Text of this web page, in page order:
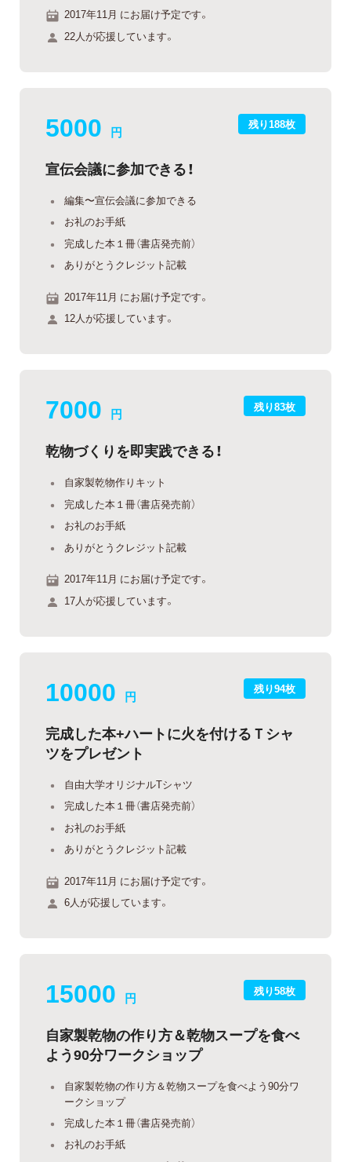
2017年11月 にお届け予定です。
22人が応援しています。
残り188枚
5000 円
宣伝会議に参加できる！
編集〜宣伝会議に参加できる
お礼のお手紙
完成した本１冊（書店発売前）
ありがとうクレジット記載
2017年11月 にお届け予定です。
12人が応援しています。
残り83枚
7000 円
乾物づくりを即実践できる！
自家製乾物作りキット
完成した本１冊（書店発売前）
お礼のお手紙
ありがとうクレジット記載
2017年11月 にお届け予定です。
17人が応援しています。
残り94枚
10000 円
完成した本+ハートに火を付けるＴシャ
ツをプレゼント
自由大学オリジナルTシャツ
完成した本１冊（書店発売前）
お礼のお手紙
ありがとうクレジット記載
2017年11月 にお届け予定です。
6人が応援しています。
残り58枚
15000 円
自家製乾物の作り方＆乾物スープを食べ
よう90分ワークショップ
自家製乾物の作り方＆乾物スープを食べよう90分ワ
ークショップ
完成した本１冊（書店発売前）
お礼のお手紙